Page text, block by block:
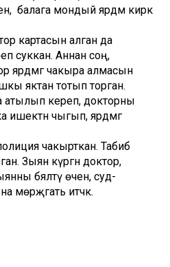
ә балага мондый ярдәм кирәк
картасын алган да
суккан. Аннан соң,
ярдәмгә чакыра алмасын
яктан тотып торган.
атылып кереп, докторны
ишектән чыгып, ярдәмгә
полиция чакырткан. Табиб
Зыян күргән доктор,
бәяләтү өчен, суд-
итәчәк.